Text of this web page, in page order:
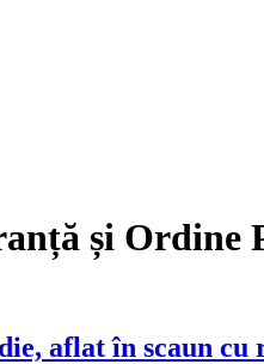
și Ordine
aflat în scaun